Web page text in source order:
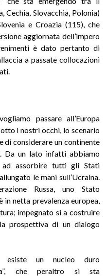
Cechia, Slovacchia, Polonia)
e Croazia (115), che
aggiornata dell’impero
è dato pertanto di
a passate collocazioni
passare all’Europa
i nostri occhi, lo scenario
di considerare un continente
Da un lato infatti abbiamo
ad assorbire tutti gli Stati
le mani sull’Ucraina.
Russa, uno Stato
netta prevalenza europea,
impegnato sì a costruire
prospettiva di un dialogo
esiste un nucleo duro
che peraltro si sta